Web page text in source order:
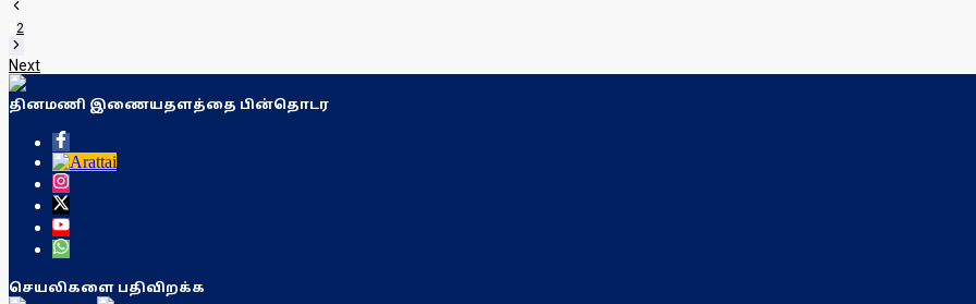
2
Next
தினமணி இணையதளத்தை பின்தொடர
செயலிகளை பதிவிறக்க